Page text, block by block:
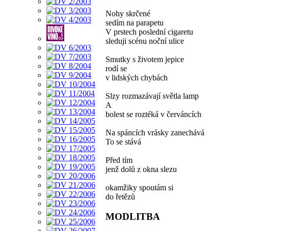
Nohy skrčené
sedím na parapetu
V prstech poslední cigaretu
sleduji scénu noční ulice
Smutky s životem jepice
rodí se
v lidských chybách
Slzy rozmazávají světla lamp
A
bolest se roztéká v červáncích
Na spáncích vrásky zanechává
To se stává
Před tím
jenž dolů z okna slezu
okamžiky spoutám si
do řetězů
MODLITBA